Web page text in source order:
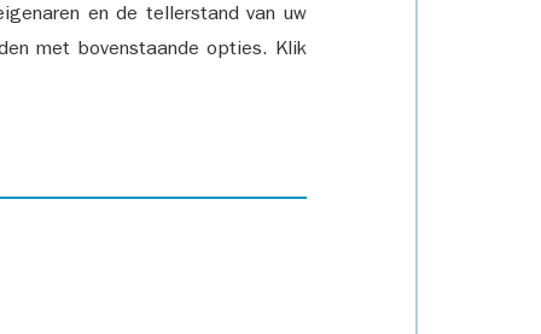
en de tellerstand van uw
met bovenstaande opties. Klik